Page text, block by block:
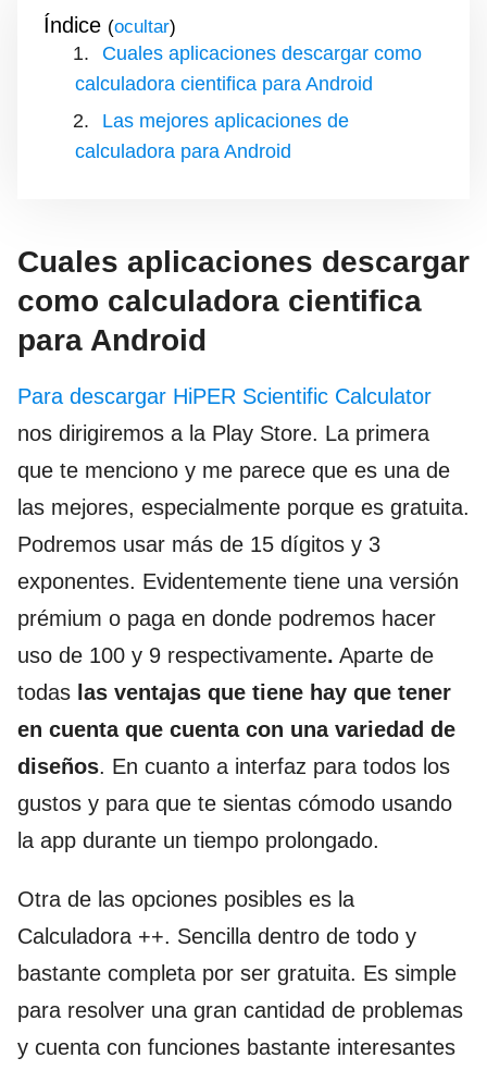
Índice ( )
Cuales aplicaciones descargar como
calculadora cientifica para Android
Las mejores aplicaciones de
calculadora para Android
Cuales aplicaciones descargar
como calculadora cientifica
para Android
Para descargar HiPER Scientific Calculator
nos dirigiremos a la Play Store. La primera
que te menciono y me parece que es una de
las mejores, especialmente porque es gratuita.
Podremos usar más de 15 dígitos y 3
exponentes. Evidentemente tiene una versión
prémium o paga en donde podremos hacer
uso de 100 y 9 respectivamente. Aparte de
todas las ventajas que tiene hay que tener
en cuenta que cuenta con una variedad de
diseños. En cuanto a interfaz para todos los
gustos y para que te sientas cómodo usando
la app durante un tiempo prolongado.
Otra de las opciones posibles es la
Calculadora ++. Sencilla dentro de todo y
bastante completa por ser gratuita. Es simple
para resolver una gran cantidad de problemas
y cuenta con funciones bastante interesantes